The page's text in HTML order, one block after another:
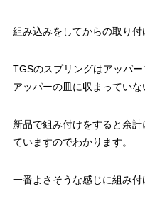
組み込みをしてからの取り付
TGSのスプリングはアッパ
アッパーの皿に収まっていな
新品で組み付けをすると余
ていますのでわかります。
一番よさそうな感じに組み付